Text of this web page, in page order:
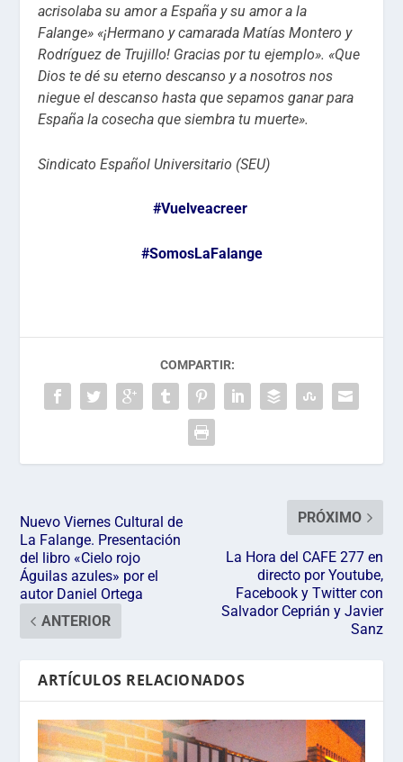
acrisolaba su amor a España y su amor a la
Falange» «¡Hermano y camarada Matías Montero y
Rodríguez de Trujillo! Gracias por tu ejemplo». «Que
Dios te dé su eterno descanso y a nosotros nos
niegue el descanso hasta que sepamos ganar para
España la cosecha que siembra tu muerte».
Sindicato Español Universitario (SEU)
#Vuelveacreer
#SomosLaFalange
COMPARTIR:
Nuevo Viernes Cultural de
La Falange. Presentación
del libro «Cielo rojo
Águilas azules» por el
autor Daniel Ortega
ANTERIOR
PRÓXIMO
La Hora del CAFE 277 en
directo por Youtube,
Facebook y Twitter con
Salvador Ceprián y Javier
Sanz
ARTÍCULOS RELACIONADOS